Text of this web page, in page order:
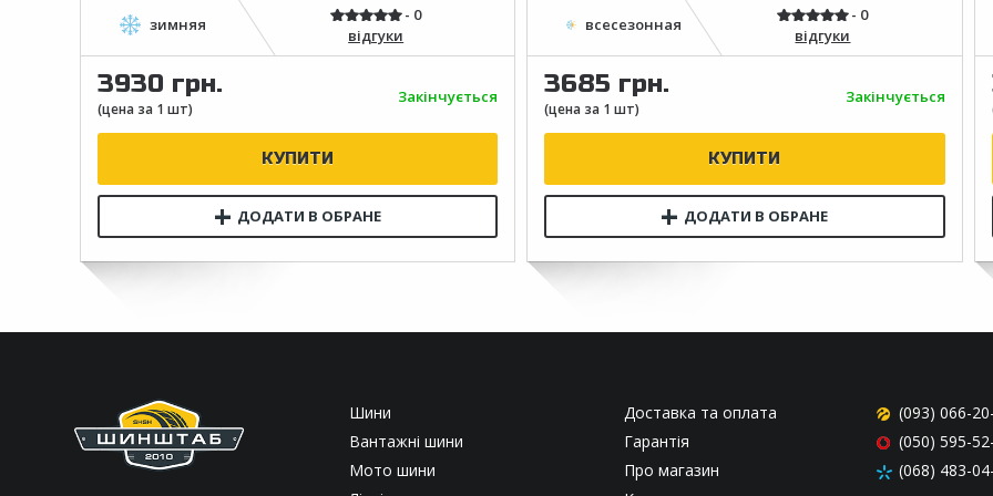
відгуки
3930 грн. Закінчується
відгуки
3685 грн. Закінчується
Шини
Вантажні шини
Мото шини
Доставка та оплата
Гарантія
Про магазин
(093) 066-
(050) 595-
(068) 483-